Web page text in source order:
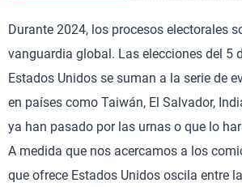
Durante 2024, los procesos electorales
vanguardia global. Las elecciones del 5
Estados Unidos se suman a la serie de
en países como Taiwán, El Salvador,
ya han pasado por las urnas o que lo
A medida que nos acercamos a los
que ofrece Estados Unidos oscila entre